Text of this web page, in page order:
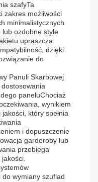
szafyTa
zakres możliwości
minimalistycznych
lub ozdobne style
upraszcza
dzięki
do
Panuli Skarbowej
paneluChociaż
wynikiem
który spełnia
i dopuszczenie
garderoby lub
przebiega
wymiany szuflad